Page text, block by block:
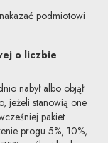
podmiotowi
o liczbie
nabył albo objął
jeżeli stanowią one
pakiet
progu 5%, 10%,